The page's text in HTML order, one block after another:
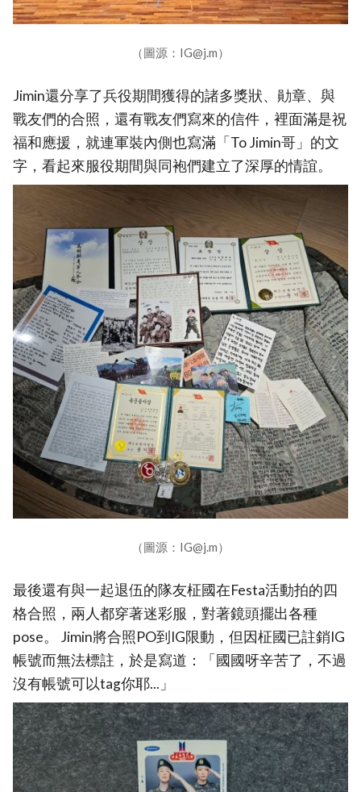
（圖源：IG@j.m）
Jimin還分享了兵役期間獲得的諸多獎狀、勛章、與
戰友們的合照，還有戰友們寫來的信件，裡面滿是祝
福和應援，就連軍裝內側也寫滿「To Jimin哥」的文
字，看起來服役期間與同袍們建立了深厚的情誼。
（圖源：IG@j.m）
最後還有與一起退伍的隊友柾國在Festa活動拍的四
格合照，兩人都穿著迷彩服，對著鏡頭擺出各種
pose。 Jimin將合照PO到IG限動，但因柾國已註銷IG
帳號而無法標註，於是寫道：「國國呀辛苦了，不過
沒有帳號可以tag你耶...」